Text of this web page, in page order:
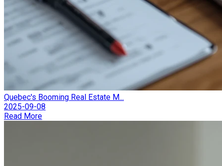
Quebec's Booming Real Estate M...
2025-09-08
Read More